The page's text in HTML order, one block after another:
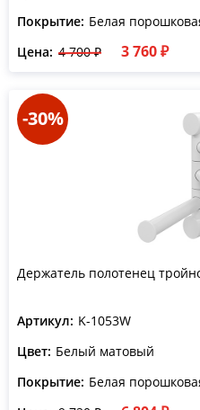
Покрытие: Белая
Цена: 4 700 ₽ 3 760 ₽
-30%
Держатель полотенец
Артикул: K-1053W
Цвет: Белый матовый
Покрытие: Белая